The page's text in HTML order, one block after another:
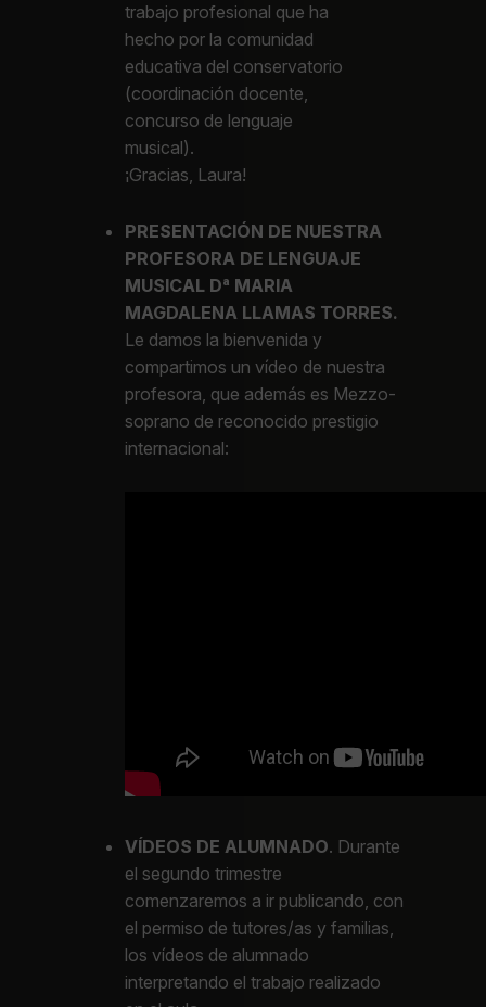
trabajo profesional que ha
hecho por la comunidad
educativa del conservatorio
(coordinación docente,
concurso de lenguaje
musical).
¡Gracias, Laura!
PRESENTACIÓN DE NUESTRA
PROFESORA DE LENGUAJE
MUSICAL Dª MARIA
MAGDALENA LLAMAS TORRES.
Le damos la bienvenida y
compartimos un vídeo de nuestra
profesora, que además es Mezzo-
soprano de reconocido prestigio
internacional:
VÍDEOS DE ALUMNADO. Durante
el segundo trimestre
comenzaremos a ir publicando, con
el permiso de tutores/as y familias,
los vídeos de alumnado
interpretando el trabajo realizado